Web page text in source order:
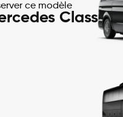
ce modèle
Classe V